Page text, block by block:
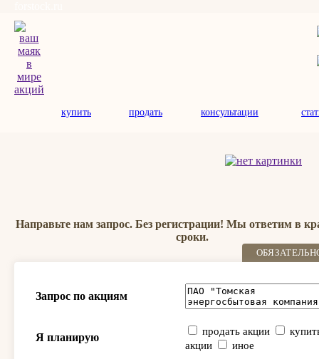
купить продать консультации
Направьте нам запрос. Без регистрации! Мы ответим в
сроки.
Запрос по акциям
Я планирую продать акции
акции
иное